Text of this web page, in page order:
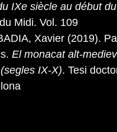
IXe siècle au début
Midi. Vol. 109
Xavier (2019).
El monacat alt-
IX-X). Tesi